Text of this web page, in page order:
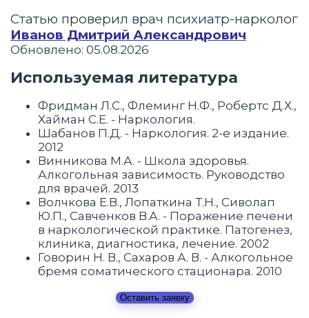
Статью проверил врач психиатр-нарколог
Иванов Дмитрий Александрович
Обновлено: 05.08.2026
Используемая литература
Фридман Л.С., Флеминг Н.Ф., Робертс Д.Х.,
Хайман С.Е. - Наркология.
Шабанов П.Д. - Наркология. 2-е издание.
2012
Винникова М.А. - Школа здоровья.
Алкогольная зависимость. Руководство
для врачей. 2013
Волчкова Е.В., Лопаткина Т.Н., Сиволап
Ю.П., Савченков В.А. - Поражение печени
в наркологической практике. Патогенез,
клиника, диагностика, лечение. 2002
Говорин Н. В., Сахаров А. В. - Алкогольное
бремя соматического стационара. 2010
Оставить заявку